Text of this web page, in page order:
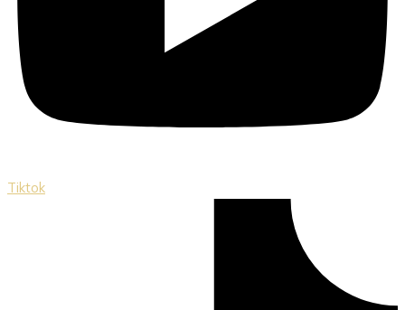
Tiktok